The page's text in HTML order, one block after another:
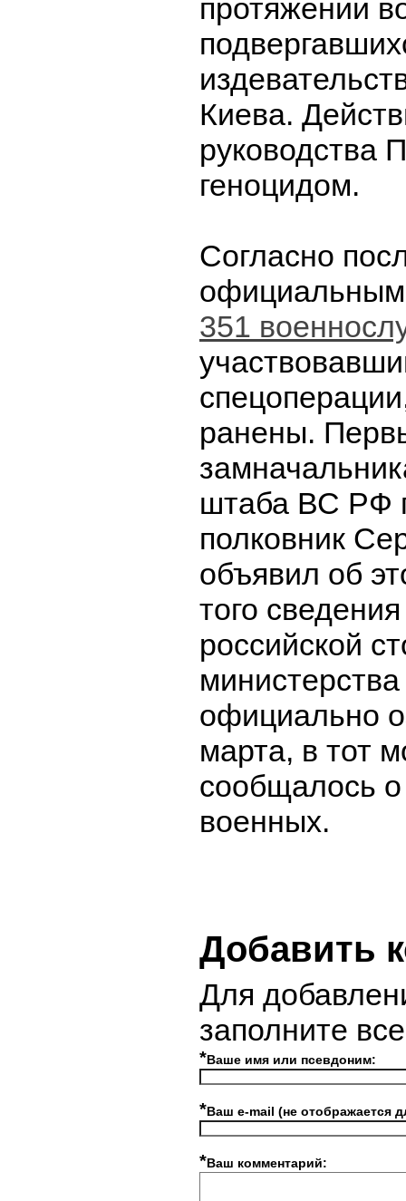
протяжении
Киева.
руководства
геноцидом.
Согласно
351
ранены.
штаба ВС РФ
полковник
объявил об
того
российской
официально
марта, в тот
сообщалось
военных.
Добавить
Для
заполните
*Ваше имя или псевдоним:
*Ваш e-mail (не отображается
*Ваш комментарий: